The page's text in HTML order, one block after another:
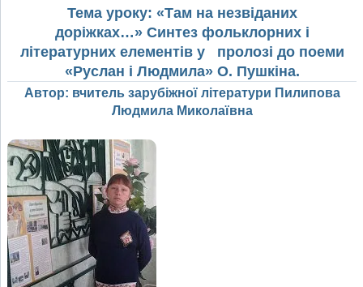
Тема уроку: «Там на незвіданих
доріжках…» Синтез фольклорних і
літературних елементів у пролозі до поеми
«Руслан і Людмила» О. Пушкіна.
Автор: вчитель зарубіжної літератури Пилипова
Людмила Миколаївна